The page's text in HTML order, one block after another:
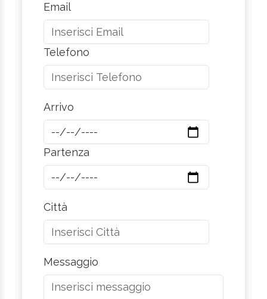
Email
Telefono
Arrivo
Partenza
Città
Messaggio